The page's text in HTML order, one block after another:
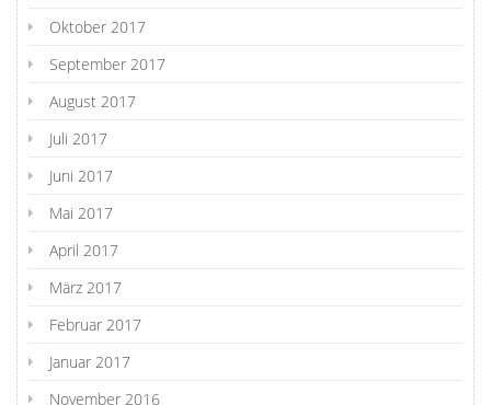
Oktober 2017
September 2017
August 2017
Juli 2017
Juni 2017
Mai 2017
April 2017
März 2017
Februar 2017
Januar 2017
November 2016